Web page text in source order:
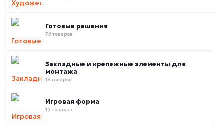
Готовые решения
76 товаров
Закладные и крепежные элементы для
монтажа
18 товаров
Игровая форма
19 товаров